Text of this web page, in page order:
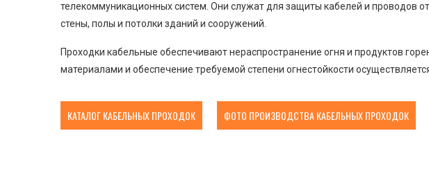
телекоммуникационных систем. Они служат для защиты кабелей и проводов
стены, полы и потолки зданий и сооружений.
Проходки кабельные обеспечивают нераспространение огня и продуктов
материалами и обеспечение требуемой степени огнестойкости
КАТАЛОГ КАБЕЛЬНЫХ ПРОХОДОК ФОТО ПРОИЗВОДСТВА КАБЕЛЬНЫХ ПРОХОДОК